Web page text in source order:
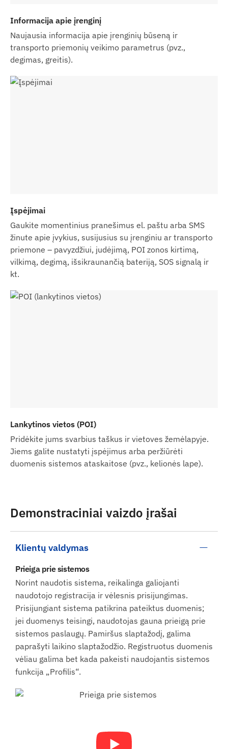
Informacija apie įrenginį
Naujausia informacija apie įrenginių būseną ir
transporto priemonių veikimo parametrus (pvz.,
degimas, greitis).
Įspėjimai
Gaukite momentinius pranešimus el. paštu arba SMS
žinute apie įvykius, susijusius su įrenginiu ar transporto
priemone – pavyzdžiui, judėjimą, POI zonos kirtimą,
vilkimą, degimą, išsikraunančią bateriją, SOS signalą ir
kt.
Lankytinos vietos (POI)
Pridėkite jums svarbius taškus ir vietoves žemėlapyje.
Jiems galite nustatyti įspėjimus arba peržiūrėti
duomenis sistemos ataskaitose (pvz., kelionės lape).
Demonstraciniai vaizdo įrašai
Klientų valdymas
Prieiga prie sistemos
Norint naudotis sistema, reikalinga galiojanti
naudotojo registracija ir vėlesnis prisijungimas.
Prisijungiant sistema patikrina pateiktus duomenis;
jei duomenys teisingi, naudotojas gauna prieigą prie
sistemos paslaugų. Pamiršus slaptažodį, galima
paprašyti laikino slaptažodžio. Registruotus duomenis
vėliau galima bet kada pakeisti naudojantis sistemos
funkcija „Profilis“.